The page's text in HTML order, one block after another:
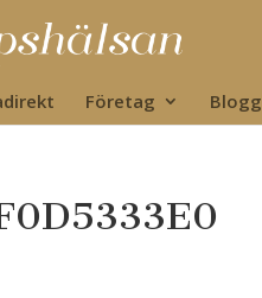
Företag Blogg